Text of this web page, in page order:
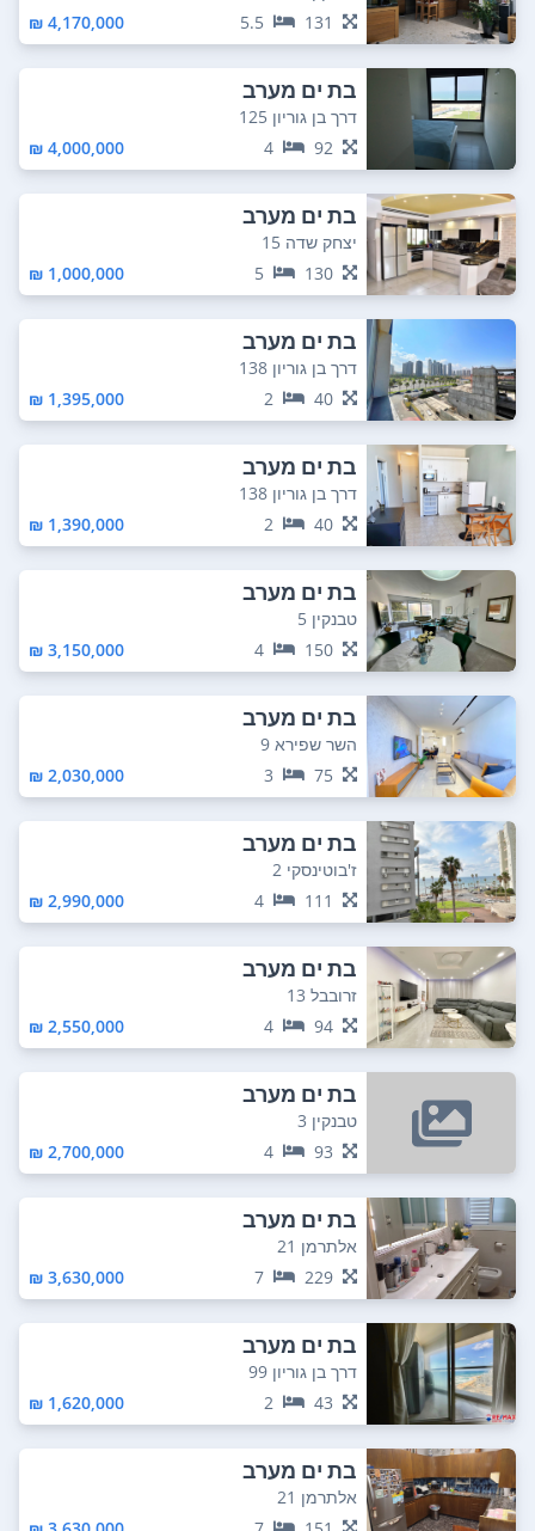
131
5.5
4,170,000 ₪
בת ים מערב
דרך בן גוריון 125
92
4
4,000,000 ₪
בת ים מערב
יצחק שדה 15
130
5
1,000,000 ₪
בת ים מערב
דרך בן גוריון 138
40
2
1,395,000 ₪
בת ים מערב
דרך בן גוריון 138
40
2
1,390,000 ₪
בת ים מערב
טבנקין 5
150
4
3,150,000 ₪
בת ים מערב
השר שפירא 9
75
3
2,030,000 ₪
בת ים מערב
ז'בוטינסקי 2
111
4
2,990,000 ₪
בת ים מערב
זרובבל 13
94
4
2,550,000 ₪
בת ים מערב
טבנקין 3
93
4
2,700,000 ₪
בת ים מערב
אלתרמן 21
229
7
3,630,000 ₪
בת ים מערב
דרך בן גוריון 99
43
2
1,620,000 ₪
בת ים מערב
אלתרמן 21